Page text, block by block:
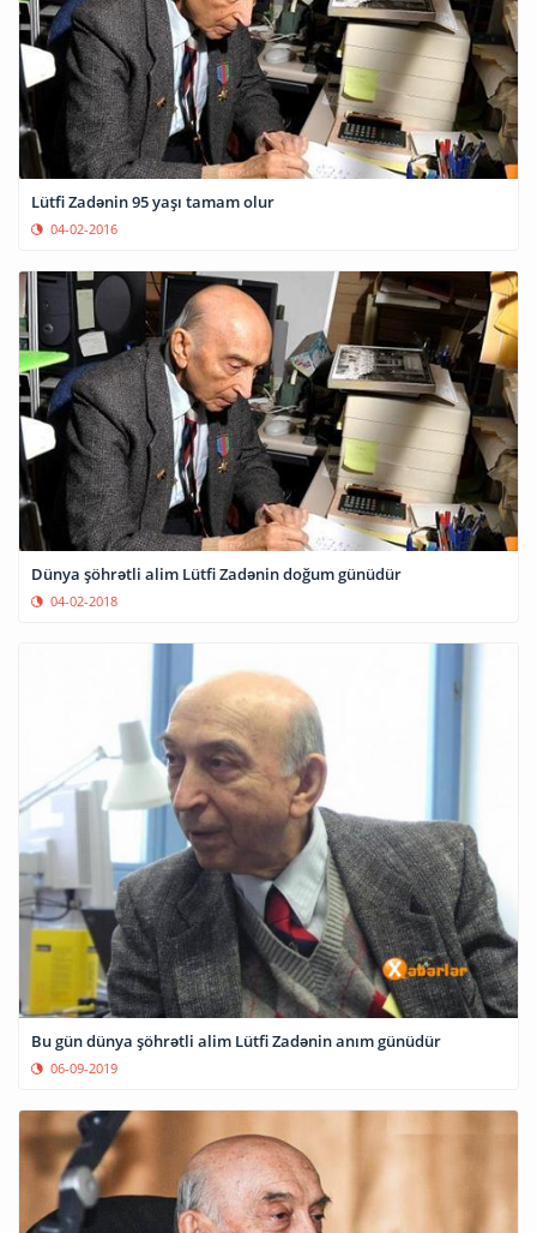
Lütfi Zadənin 95 yaşı tamam olur
04-02-2016
Dünya şöhrətli alim Lütfi Zadənin doğum günüdür
04-02-2018
Bu gün dünya şöhrətli alim Lütfi Zadənin anım günüdür
06-09-2019